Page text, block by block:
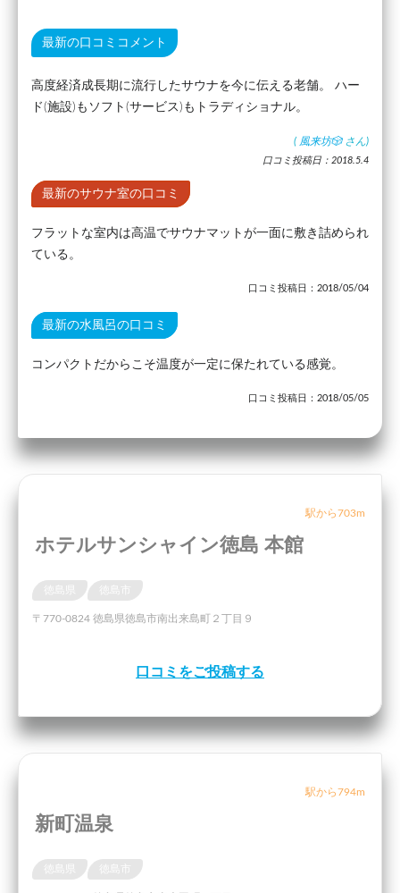
最新の口コミコメント
高度経済成長期に流行したサウナを今に伝える老舗。 ハー
ド(施設)もソフト(サービス)もトラディショナル。
( 風来坊🎲 さん)
口コミ投稿日：2018.5.4
最新のサウナ室の口コミ
フラットな室内は高温でサウナマットが一面に敷き詰められ
ている。
口コミ投稿日：2018/05/04
最新の水風呂の口コミ
コンパクトだからこそ温度が一定に保たれている感覚。
口コミ投稿日：2018/05/05
駅から703m
ホテルサンシャイン徳島 本館
〒770-0824 徳島県徳島市南出来島町２丁目９
口コミをご投稿する
駅から794m
新町温泉